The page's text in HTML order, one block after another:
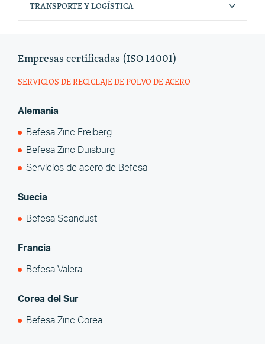
TRANSPORTE Y LOGÍSTICA
Empresas certificadas (ISO 14001)
SERVICIOS DE RECICLAJE DE POLVO DE ACERO
Alemania
Befesa Zinc Freiberg
Befesa Zinc Duisburg
Servicios de acero de Befesa
Suecia
Befesa Scandust
Francia
Befesa Valera
Corea del Sur
Befesa Zinc Corea